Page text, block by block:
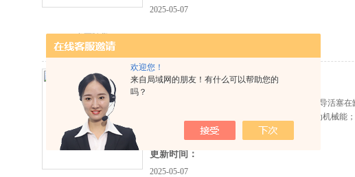
欢迎您！
来自局域网的朋友！有什么可以帮助您的
吗？
2025-05-07
亚德客SI100*400-S气缸原装现货
亚德客SI100*400-S气缸原装现货 亚德客气缸引导活塞
件。空气在发动机气缸中通过膨胀将热能转化为机械能
更新时间：
2025-05-07